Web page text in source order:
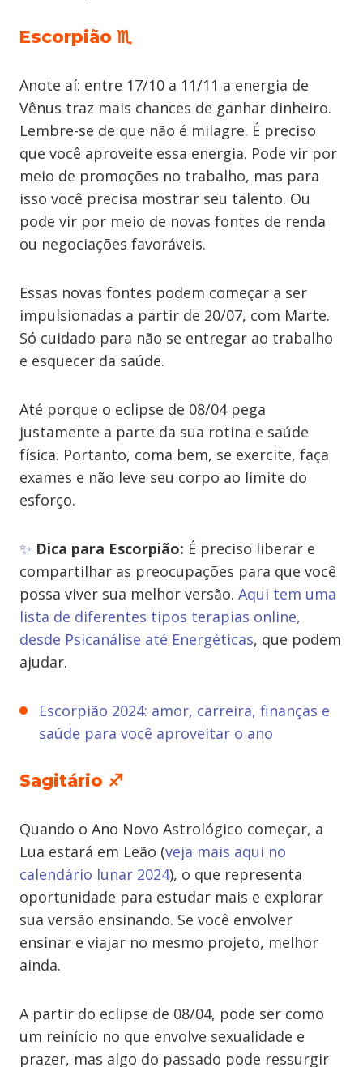
Escorpião ♏
Anote aí: entre 17/10 a 11/11 a energia de
Vênus traz mais chances de ganhar dinheiro.
Lembre-se de que não é milagre. É preciso
que você aproveite essa energia. Pode vir por
meio de promoções no trabalho, mas para
isso você precisa mostrar seu talento. Ou
pode vir por meio de novas fontes de renda
ou negociações favoráveis.
Essas novas fontes podem começar a ser
impulsionadas a partir de 20/07, com Marte.
Só cuidado para não se entregar ao trabalho
e esquecer da saúde.
Até porque o eclipse de 08/04 pega
justamente a parte da sua rotina e saúde
física. Portanto, coma bem, se exercite, faça
exames e não leve seu corpo ao limite do
esforço.
✨ Dica para Escorpião: É preciso liberar e
compartilhar as preocupações para que você
possa viver sua melhor versão. Aqui tem uma
lista de diferentes tipos terapias online,
desde Psicanálise até Energéticas, que podem
ajudar.
Escorpião 2024: amor, carreira, finanças e
saúde para você aproveitar o ano
Sagitário ♐
Quando o Ano Novo Astrológico começar, a
Lua estará em Leão (veja mais aqui no
calendário lunar 2024), o que representa
oportunidade para estudar mais e explorar
sua versão ensinando. Se você envolver
ensinar e viajar no mesmo projeto, melhor
ainda.
A partir do eclipse de 08/04, pode ser como
um reinício no que envolve sexualidade e
prazer, mas algo do passado pode ressurgir